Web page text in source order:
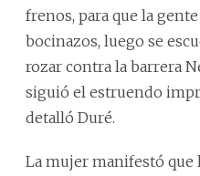
frenos, para que la
bocinazos, luego se
rozar contra la barrera
siguió el estruendo
detalló Duré.
La mujer manifestó que